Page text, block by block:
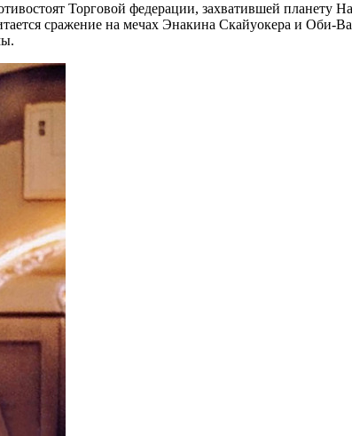
Торговой федерации, захватившей планету
сражение на мечах Энакина Скайуокера и Оби-